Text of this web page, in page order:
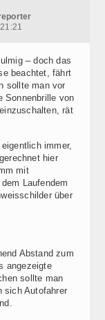
– doch das
beachtet, fährt
sollte man vor
Sonnenbrille von
rät
immer,
hier
mit
Laufendem
über
Abstand zum
angezeigte
sollte man
sich Autofahrer